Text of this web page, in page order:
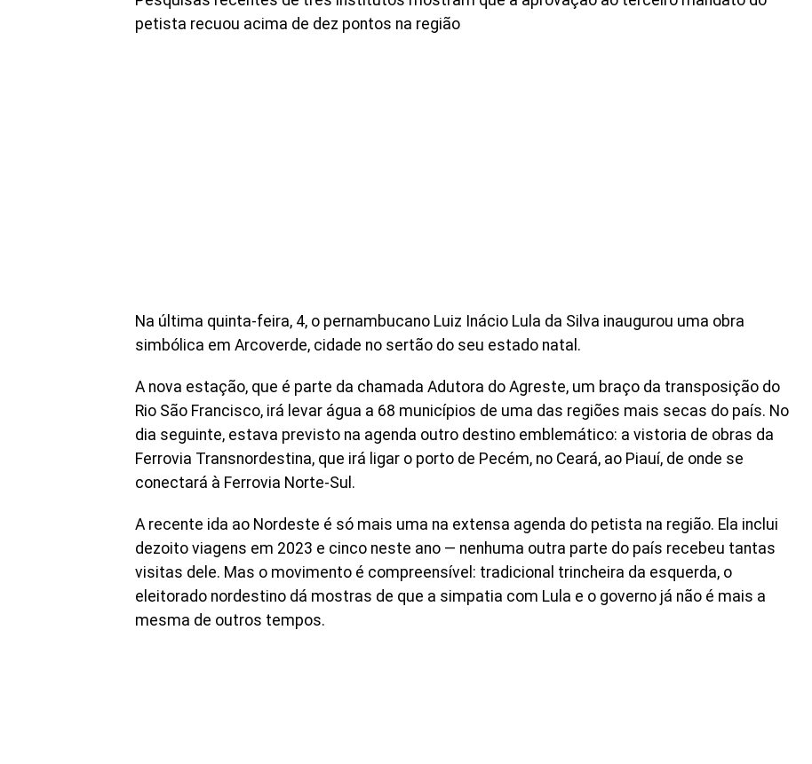
petista recuou acima de dez pontos na região
Na última quinta-feira, 4, o pernambucano Luiz Inácio Lula da Silva inaugurou uma obra
simbólica em Arcoverde, cidade no sertão do seu estado natal.
A nova estação, que é parte da chamada Adutora do Agreste, um braço da transposição do
Rio São Francisco, irá levar água a 68 municípios de uma das regiões mais secas do país. No
dia seguinte, estava previsto na agenda outro destino emblemático: a vistoria de obras da
Ferrovia Transnordestina, que irá ligar o porto de Pecém, no Ceará, ao Piauí, de onde se
conectará à Ferrovia Norte-Sul.
A recente ida ao Nordeste é só mais uma na extensa agenda do petista na região. Ela inclui
dezoito viagens em 2023 e cinco neste ano — nenhuma outra parte do país recebeu tantas
visitas dele. Mas o movimento é compreensível: tradicional trincheira da esquerda, o
eleitorado nordestino dá mostras de que a simpatia com Lula e o governo já não é mais a
mesma de outros tempos.